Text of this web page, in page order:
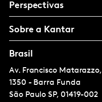
Perspectivas
Sobre a Kantar
Brasil
Av. Francisco Matarazzo,
1350 - Barra Funda
São Paulo SP, 01419-002